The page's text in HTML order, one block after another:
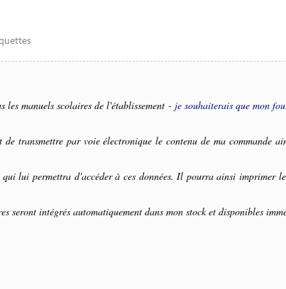
manuels scolaires de l'établissement - je souhaiterais que mon
transmettre par voie électronique le contenu de ma commande
lui permettra d'accéder à ces données. Il pourra ainsi imprimer
seront intégrés automatiquement dans mon stock et disponibles